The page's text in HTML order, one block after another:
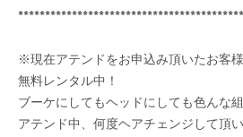
※現在アテンドをお申込み頂いたお客
無料レンタル中！
ブーケにしてもヘッドにしても色んな
アテンド中、何度ヘアチェンジして頂